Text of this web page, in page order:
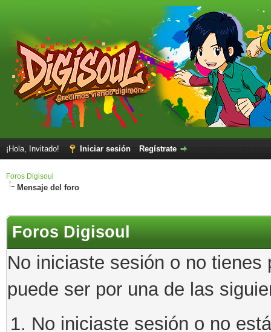
¡Hola, Invitado! Iniciar sesión Regístrate
Foros Digisoul
Mensaje del foro
Foros Digisoul
No iniciaste sesión o no
puede ser por una de las
No iniciaste sesión o no